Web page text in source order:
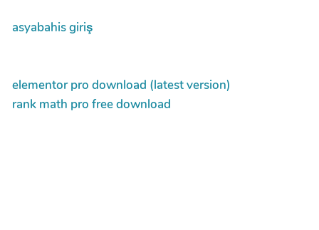
asyabahis giriş
elementor pro download (latest version)
rank math pro free download